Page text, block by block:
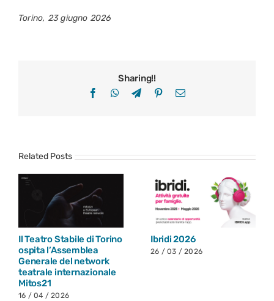
Torino, 23 giugno 2026
Sharing!!
FacebookWhatsApp
TelegramPinterestEmail
Related Posts
Il Teatro Stabile di Torino
ospita l’Assemblea
Generale del network
teatrale internazionale
Mitos21
16 / 04 / 2026
Ibridi 2026
26 / 03 / 2026